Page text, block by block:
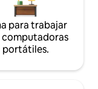
para trabajar
computadoras
portátiles.